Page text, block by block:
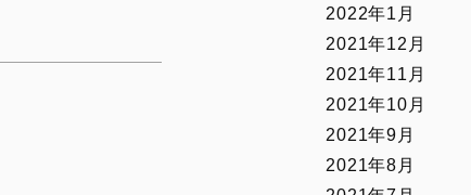
2022年1月
2021年12月
2021年11月
2021年10月
2021年9月
2021年8月